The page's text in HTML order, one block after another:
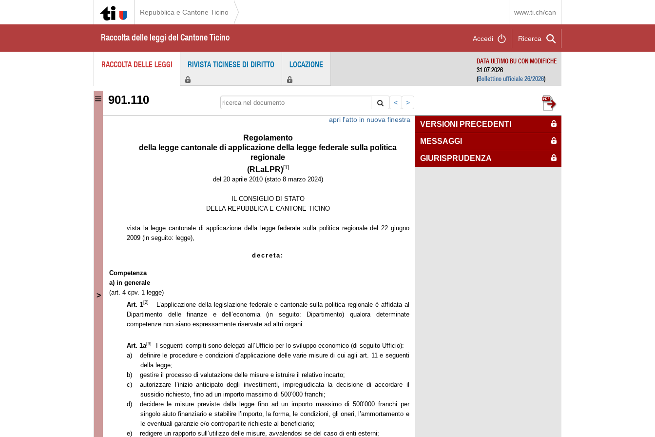
Repubblica e Cantone Ticino www.ti.ch/can
Raccolta delle leggi del Cantone Ticino Ricerca
Accedi
RACCOLTA DELLE LEGGI RIVISTA TICINESE DI DIRITTO LOCAZIONE
DATA ULTIMO BU CON MODIFICHE
31.07.2026
(Bollettino ufficiale 26/2026)
>
901.110 < >
apri l'atto in nuova finestra
Regolamento
della legge cantonale di applicazione della legge federale sulla politica
regionale
(RLaLPR)[1]
del 20 aprile 2010 (stato 8 marzo 2024)
IL CONSIGLIO DI STATO
DELLA REPUBBLICA E CANTONE TICINO
vista la legge cantonale di applicazione della legge federale sulla politica regionale del 22 giugno
2009 (in seguito: legge),
decreta:
Competenza
a) in generale
(art. 4 cpv. 1 legge)
Art. 1[2]
L’applicazione della legislazione federale e cantonale sulla politica regionale è affidata al
Dipartimento delle finanze e dell’economia (in seguito: Dipartimento) qualora determinate
competenze non siano espressamente riservate ad altri organi.
Art. 1a[3]
I seguenti compiti sono delegati all’Ufficio per lo sviluppo economico (di seguito Ufficio):
a)
definire le procedure e condizioni d’applicazione delle varie misure di cui agli art. 11 e seguenti
della legge;
b)
gestire il processo di valutazione delle misure e istruire il relativo incarto;
c)
autorizzare l’inizio anticipato degli investimenti, impregiudicata la decisione di accordare il
sussidio richiesto, fino ad un importo massimo di 500’000 franchi;
d)
decidere le misure previste dalla legge fino ad un importo massimo di 500’000 franchi per
singolo aiuto finanziarioe stabilire l’importo, la forma, le condizioni, gli oneri, l’ammortamento e
le eventuali garanzie e/o contropartite richieste al beneficiario;
e)
redigere un rapporto sull’utilizzo delle misure, avvalendosi se del caso di enti esterni;
VERSIONI PRECEDENTI
MESSAGGI
GIURISPRUDENZA